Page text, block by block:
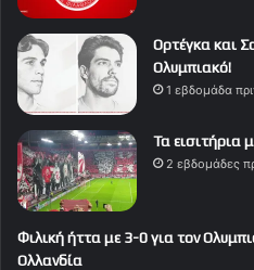
Ορτέγκα και
Ολυμπιακό!
1 εβδομάδα
Τα εισιτήρια
2 εβδομάδες
Φιλική ήττα με 3-0 για τον
Ολλανδία